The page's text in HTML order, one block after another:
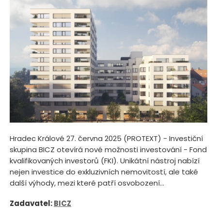
Hradec Králové 27. června 2025 (PROTEXT) - Investiční
skupina BICZ otevírá nové možnosti investování - Fond
kvalifikovaných investorů (FKI). Unikátní nástroj nabízí
nejen investice do exkluzivních nemovitostí, ale také
další výhody, mezi které patří osvobození...
Zadavatel:BICZ